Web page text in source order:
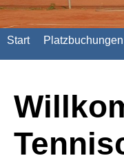
Start Platzbuchungen